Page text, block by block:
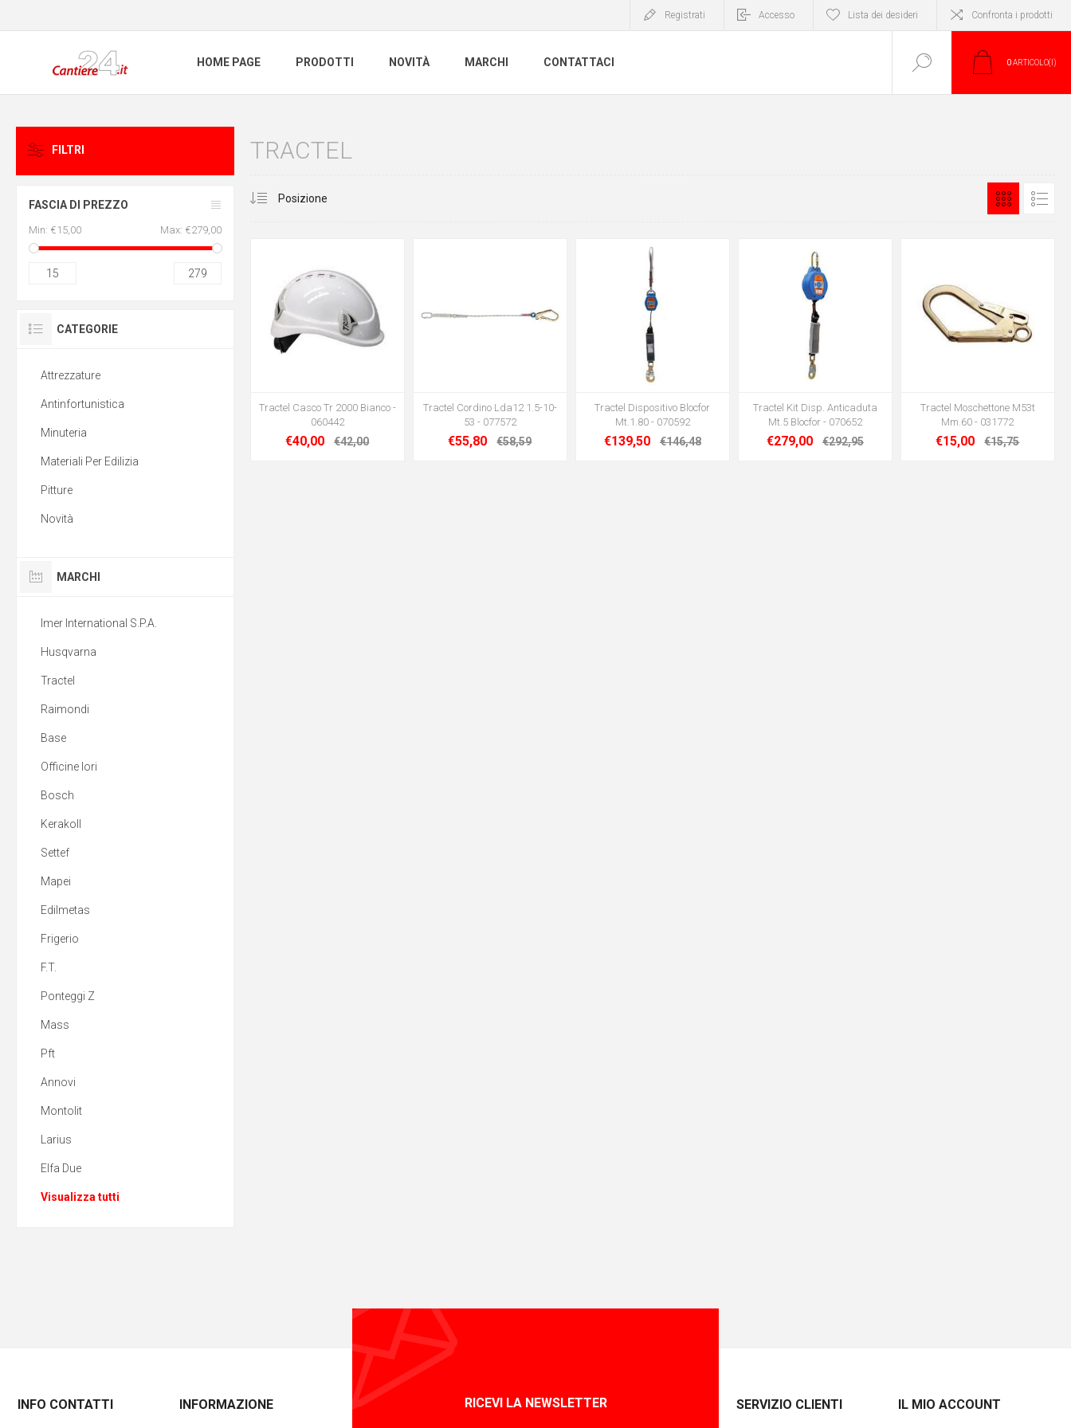
Registrati Accesso Lista dei desideri Confronta i prodotti
HOME PAGE PRODOTTI NOVITÀ MARCHI CONTATTACI 0ARTICOLO(I)
TRACTEL
Tractel Casco Tr 2000 Bianco -
060442
€40,00 €42,00
Tractel Cordino Lda12 1.5-10-
53 - 077572
€55,80 €58,59
Tractel Dispositivo Blocfor
Mt.1.80 - 070592
€139,50 €146,48
Tractel Kit Disp. Anticaduta
Mt.5 Blocfor - 070652
€279,00 €292,95
Tractel Moschettone M53t
Mm.60 - 031772
€15,00 €15,75
FILTRI
FASCIA DI PREZZO
Min: €15,00 Max: €279,00
15 279
CATEGORIE
Attrezzature
Antinfortunistica
Minuteria
Materiali Per Edilizia
Pitture
Novità
MARCHI
Imer International S.P.A.
Husqvarna
Tractel
Raimondi
Base
Officine Iori
Bosch
Kerakoll
Settef
Mapei
Edilmetas
Frigerio
F.T.
Ponteggi Z
Mass
Pft
Annovi
Montolit
Larius
Elfa Due
Visualizza tutti
RICEVI LA NEWSLETTER
INFO CONTATTI INFORMAZIONE SERVIZIO CLIENTI IL MIO ACCOUNT